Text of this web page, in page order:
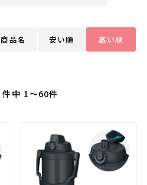
商品名 安い順 高い順
件中 1～60件